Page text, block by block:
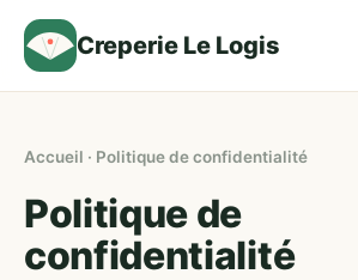
Creperie Le Logis
Accueil · Politique de confidentialité
Politique de
confidentialité